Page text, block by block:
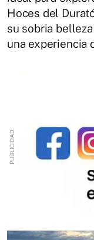
Hoces del
su sobria
una experiencia